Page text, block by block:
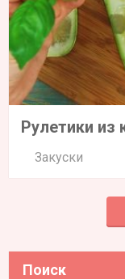
Рулетики из
Закуски
Поиск